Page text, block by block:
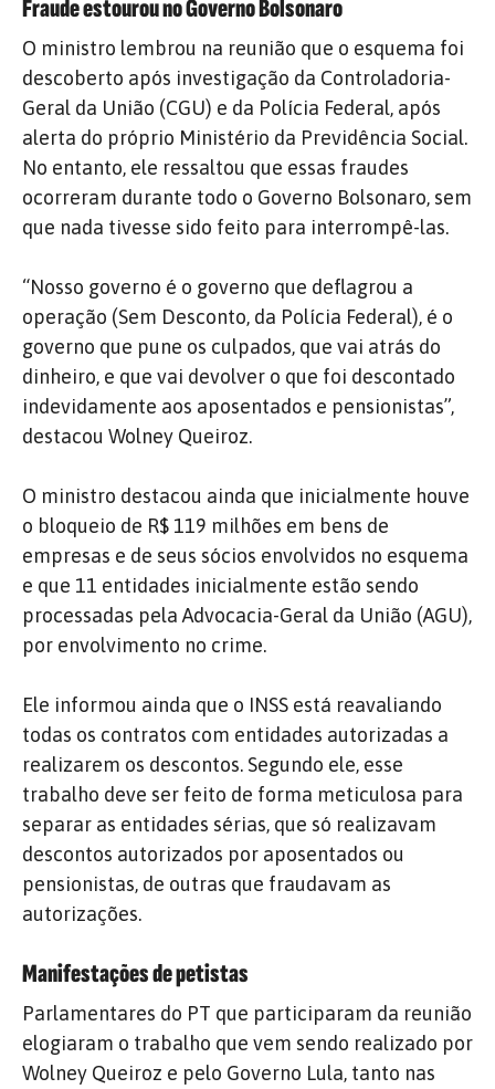
Fraude estourou no Governo Bolsonaro
O ministro lembrou na reunião que o esquema foi
descoberto após investigação da Controladoria-
Geral da União (CGU) e da Polícia Federal, após
alerta do próprio Ministério da Previdência Social.
No entanto, ele ressaltou que essas fraudes
ocorreram durante todo o Governo Bolsonaro, sem
que nada tivesse sido feito para interrompê-las.
“Nosso governo é o governo que deflagrou a
operação (Sem Desconto, da Polícia Federal), é o
governo que pune os culpados, que vai atrás do
dinheiro, e que vai devolver o que foi descontado
indevidamente aos aposentados e pensionistas”,
destacou Wolney Queiroz.
O ministro destacou ainda que inicialmente houve
o bloqueio de R$ 119 milhões em bens de
empresas e de seus sócios envolvidos no esquema
e que 11 entidades inicialmente estão sendo
processadas pela Advocacia-Geral da União (AGU),
por envolvimento no crime.
Ele informou ainda que o INSS está reavaliando
todas os contratos com entidades autorizadas a
realizarem os descontos. Segundo ele, esse
trabalho deve ser feito de forma meticulosa para
separar as entidades sérias, que só realizavam
descontos autorizados por aposentados ou
pensionistas, de outras que fraudavam as
autorizações.
Manifestações de petistas
Parlamentares do PT que participaram da reunião
elogiaram o trabalho que vem sendo realizado por
Wolney Queiroz e pelo Governo Lula, tanto nas